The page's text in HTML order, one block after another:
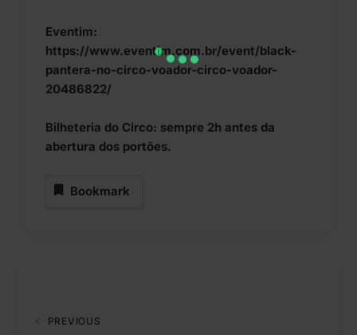
Eventim:
https://www.eventim.com.br/event/black-
pantera-no-circo-voador-circo-voador-
20486822/
Bilheteria do Circo: sempre 2h antes da
abertura dos portões.
Bookmark
PREVIOUS